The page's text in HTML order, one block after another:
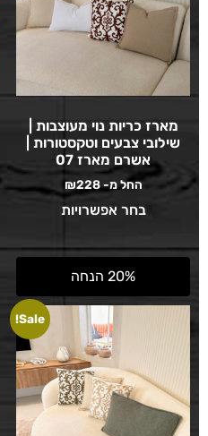
מארז כריות נוי מעוצבות |
שילובי צבעים וטקסטורות |
אשרם מארז 07
החל מ- ₪228
בחר אפשרויות
20% הנחה
Sale!